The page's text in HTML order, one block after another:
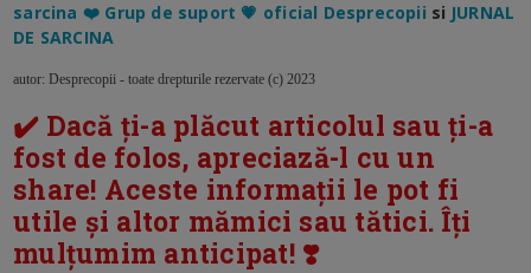
sarcina ❤️ Grup de suport 💗 oficial Desprecopii si JURNAL
DE SARCINA
autor: Desprecopii - toate drepturile rezervate (c) 2023
✔️ Dacă ți-a plăcut articolul sau ți-a
fost de folos, apreciază-l cu un
share! Aceste informații le pot fi
utile și altor mămici sau tătici. Îți
mulțumim anticipat! ❣️